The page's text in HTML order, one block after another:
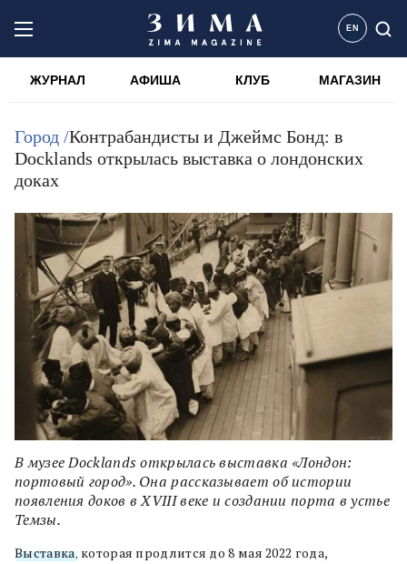
EN
ЖУРНАЛ АФИША КЛУБ МАГАЗИН
Город /Контрабандисты и Джеймс Бонд: в
Docklands открылась выставка о лондонских
доках
В музее Docklands открылась выставка «Лондон:
портовый город». Она рассказывает об истории
появления доков в XVIII веке и создании порта в устье
Темзы.
Выставка, которая продлится до 8 мая 2022 года,